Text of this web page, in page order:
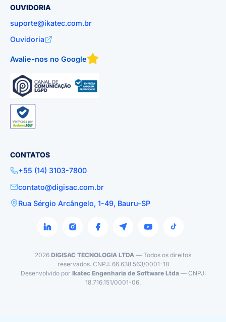
OUVIDORIA
suporte@ikatec.com.br
Ouvidoria
Avalie-nos no Google
CONTATOS
+55 (14) 3103-7800
contato@digisac.com.br
Rua Sérgio Arcângelo, 1-49, Bauru-SP
2026 DIGISAC TECNOLOGIA LTDA — Todos os direitos
reservados. CNPJ: 66.638.563/0001-18
Desenvolvido por Ikatec Engenharia de Software Ltda— CNPJ:
18.716.151/0001-06.